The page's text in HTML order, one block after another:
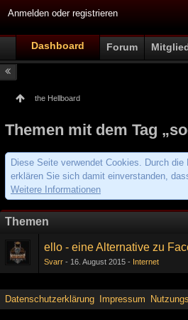
Anmelden oder registrieren
Dashboard Forum
the Hellboard
Themen mit dem Tag
Diese Seite verwendet Cookies. Durch die
erklären Sie sich damit einverstanden,
Weitere Informationen
Themen
ello - eine Alternative zu
Svarr 16. August 2015 Internet
Datenschutzerklärung Impressum